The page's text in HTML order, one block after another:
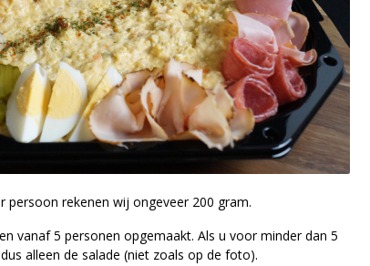
persoon rekenen wij ongeveer 200 gram.
vanaf 5 personen opgemaakt. Als u voor minder dan 5
alleen de salade (niet zoals op de foto).